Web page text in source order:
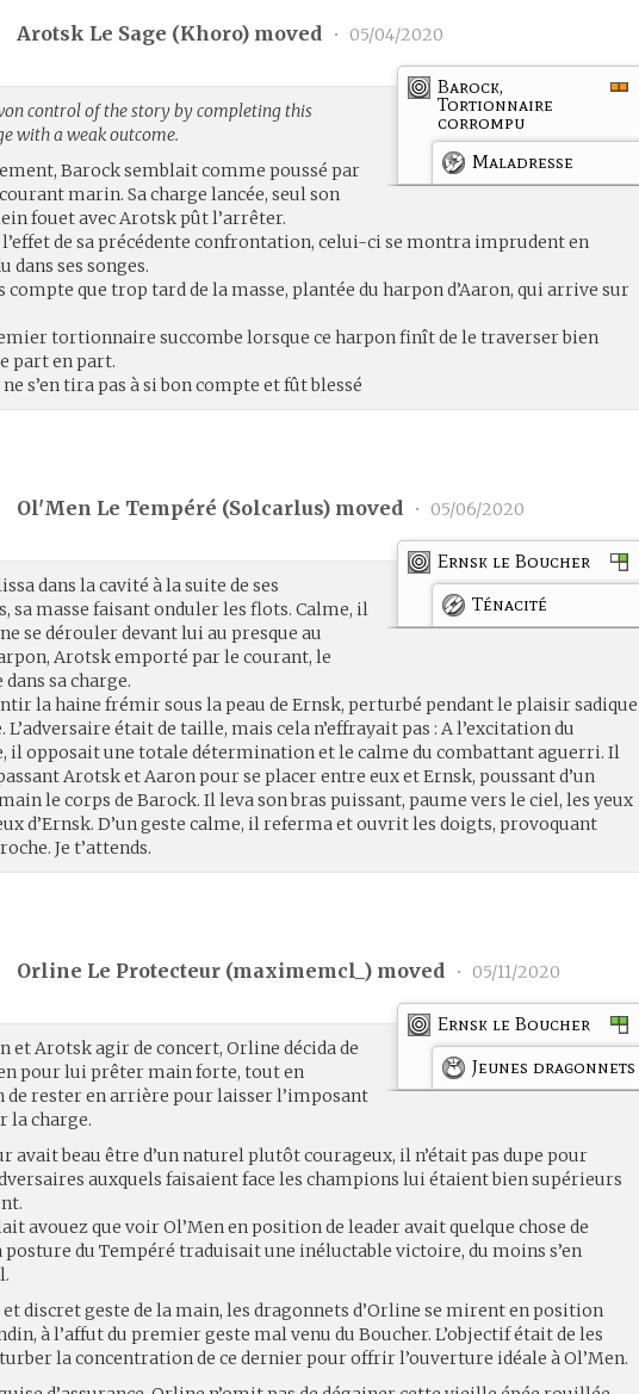
Arotsk Le Sage (Khoro) moved • 05/04/2020
Barock,
Tortionnaire
corrompu
Maladresse
control of the story by completing this
with a weak outcome.
Barock semblait comme poussé par
marin. Sa charge lancée, seul son
fouet avec Arotsk pût l’arrêter.
l’effet de sa précédente confrontation, celui-ci se montra imprudent en
dans ses songes.
compte que trop tard de la masse, plantée du harpon d’Aaron, qui arrive sur
tortionnaire succombe lorsque ce harpon finît de le traverser bien
part en part.
s’en tira pas à si bon compte et fût blessé
Ol'Men Le Tempéré (Solcarlus) moved • 05/06/2020
Ernsk le Boucher
Ténacité
dans la cavité à la suite de ses
sa masse faisant onduler les flots. Calme, il
se dérouler devant lui au presque au
Arotsk emporté par le courant, le
sa charge.
la haine frémir sous la peau de Ernsk, perturbé pendant le plaisir sadique
était de taille, mais cela n’effrayait pas : A l’excitation du
il opposait une totale détermination et le calme du combattant aguerri. Il
Arotsk et Aaron pour se placer entre eux et Ernsk, poussant d’un
le corps de Barock. Il leva son bras puissant, paume vers le ciel, les yeux
d’Ernsk. D’un geste calme, il referma et ouvrit les doigts, provoquant
Je t’attends.
Orline Le Protecteur (maximemcl_ ) moved • 05/11/2020
Ernsk le Boucher
Jeunes dragonnets
et Arotsk agir de concert, Orline décida de
pour lui prêter main forte, tout en
de rester en arrière pour laisser l’imposant
la charge.
avait beau être d’un naturel plutôt courageux, il n’était pas dupe pour
auxquels faisaient face les champions lui étaient bien supérieurs
avouez que voir Ol’Men en position de leader avait quelque chose de
posture du Tempéré traduisait une inéluctable victoire, du moins s’en
et discret geste de la main, les dragonnets d’Orline se mirent en position
à l’affut du premier geste mal venu du Boucher. L’objectif était de les
la concentration de ce dernier pour offrir l’ouverture idéale à Ol’Men.